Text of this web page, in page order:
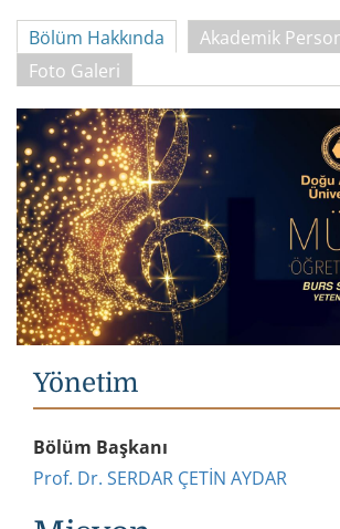
Bölüm Hakkında
Akademik
Foto Galeri
Yönetim
Bölüm Başkanı
Prof. Dr. SERDAR ÇETİN AYDAR